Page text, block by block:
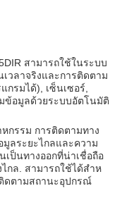
สามารถใช้ในระบบ
วลาจริงและการติดตาม
กรมได้), เซ็นเซอร์,
ข้อมูลด้วยระบบอัตโนมัติ
กรรม การติดตามทาง
ลระยะไกลและความ
เป็นทางออกที่น่าเชื่อถือ
กล. สามารถใช้ได้สําห
ดตามสถานะอุปกรณ์